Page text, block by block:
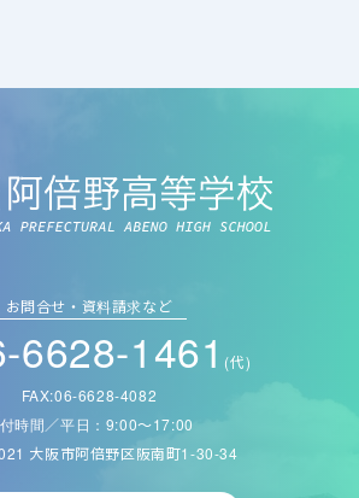
お問合せ・資料請求など
6628-1461 (代)
FAX:06-6628-4082
時間／平日：9:00〜17:00
大阪市阿倍野区阪南町1-30-34